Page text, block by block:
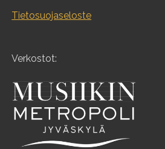
Tietosuojaseloste
Verkostot: